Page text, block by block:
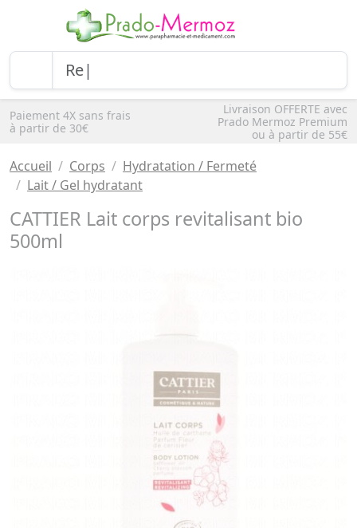
Paiement 4X sans frais
à partir de 30€
Livraison OFFERTE avec
Prado Mermoz Premium
ou à partir de 55€
Accueil Corps
Hydratation / Fermeté
Lait / Gel hydratant
CATTIER Lait corps revitalisant bio
500ml